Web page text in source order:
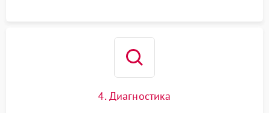
4. Диагностика